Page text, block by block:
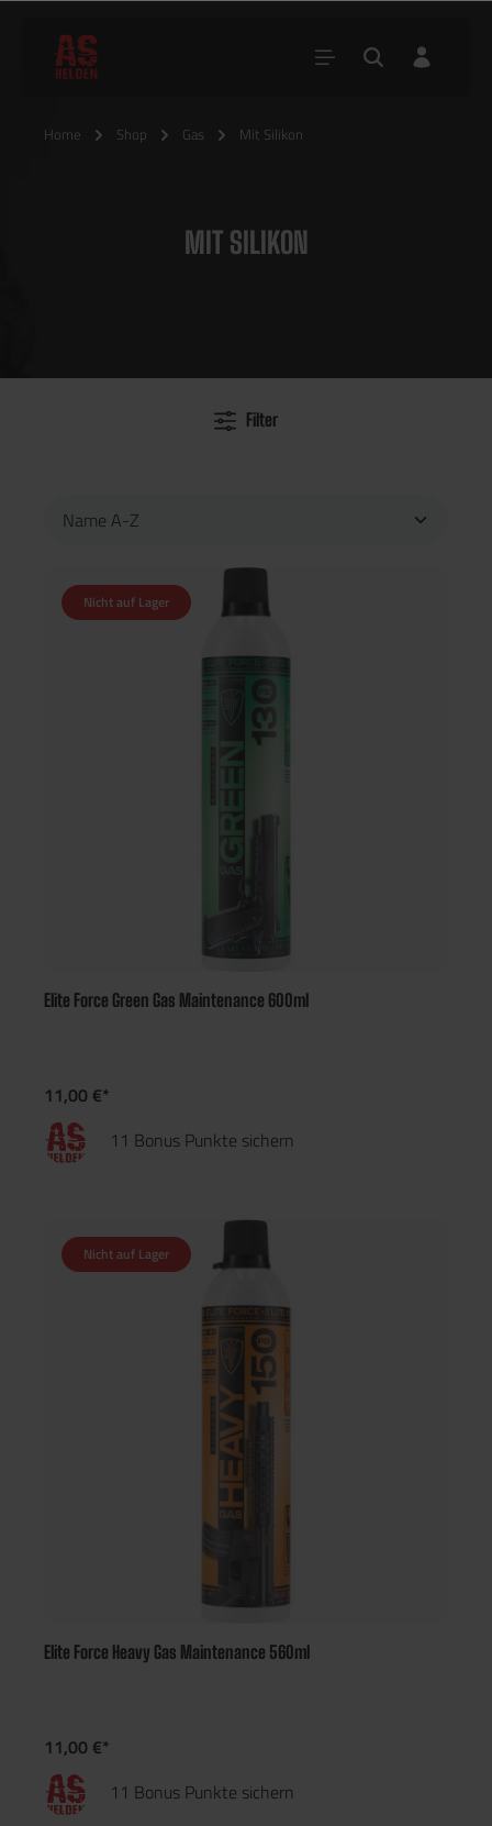
Home Shop Gas Mit Silikon
MIT SILIKON
Filter
Nicht auf Lager
Elite Force Green Gas Maintenance 600ml
11,00 €*
11 Bonus Punkte sichern
Nicht auf Lager
Elite Force Heavy Gas Maintenance 560ml
11,00 €*
11 Bonus Punkte sichern